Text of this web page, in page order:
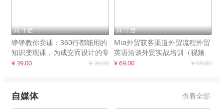
 千启
铮铮教你卖课：360行都能用的
知识变现课，为成交而设计的专
属课程
¥ 39.00 ¥ 39.00
 千启
Mia外贸获客渠道外贸流程外贸
英语洽谈外贸实战培训（视频
课）价值399元
¥ 69.00 ¥ 69.00
自媒体 查看全部